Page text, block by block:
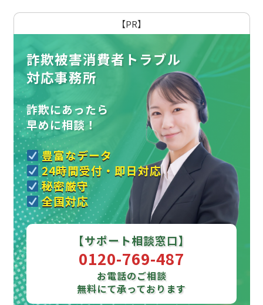
【PR】
詐欺被害消費者トラブル
対応事務所
詐欺にあったら
早めに相談！
豊富なデータ
24時間受付・即日対応
秘密厳守
全国対応
【サポート相談窓口】
0120-769-487
お電話のご相談
無料にて承っております